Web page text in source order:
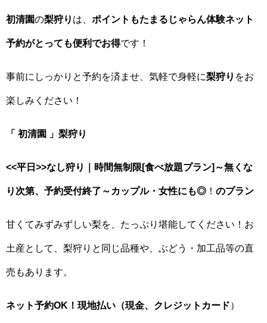
初清園の梨狩り は、 ポイントもたまるじゃらん体験ネット
予約がとっても便利でお得です！
事前にしっかりと予約を済ませ、気軽で身軽に梨狩り をお
楽しみください！
「 初清園 」梨狩り
<<平日>>なし狩り｜時間無制限[食べ放題プラン]～無くな
り次第、予約受付終了～カップル・女性にも◎ ！ のプラン
甘くてみずみずしい梨を、たっぷり堪能してください！お
土産として、梨狩りと同じ品種や、ぶどう・加工品等の直
売もあります。
ネット予約OK！現地払い（現金、クレジットカード）